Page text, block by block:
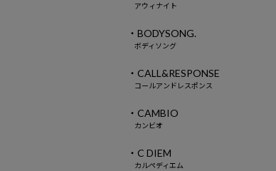
アウィナイト
・BODYSONG.
ボディソング
・CALL&RESPONSE
コールアンドレスポンス
・CAMBIO
カンビオ
・C DIEM
カルペディエム